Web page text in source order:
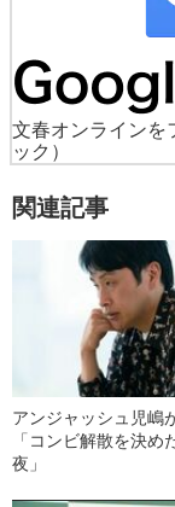
文春オンラインを
ック）
関連記事
アンジャッシュ児嶋
「コンビ解散を決め
夜」